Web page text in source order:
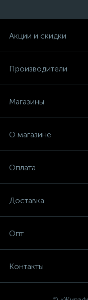
Акции и скидки
Производители
Магазины
О магазине
Оплата
Доставка
Опт
Контакты